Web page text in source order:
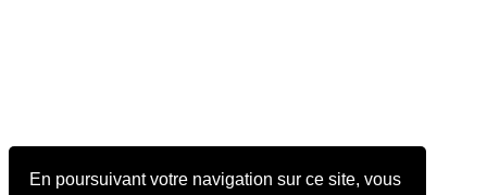
En poursuivant votre navigation sur ce site, vous